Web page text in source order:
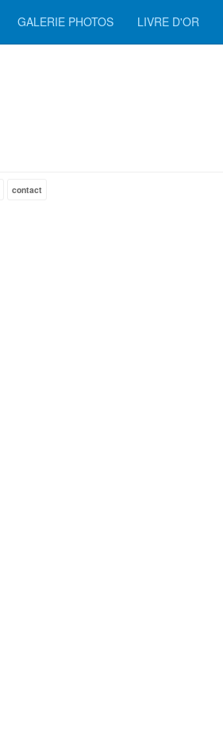
GALERIE PHOTOS LIVRE D'OR
contact